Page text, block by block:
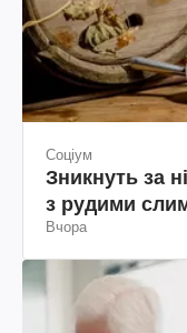
Соціум
Зникнуть за
з рудими
Вчора